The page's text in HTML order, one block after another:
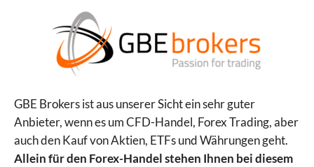
GBE Brokers ist aus unserer Sicht ein sehr guter
Anbieter, wenn es um CFD-Handel, Forex Trading, aber
auch den Kauf von Aktien, ETFs und Währungen geht.
Allein für den Forex-Handel stehen Ihnen bei diesem